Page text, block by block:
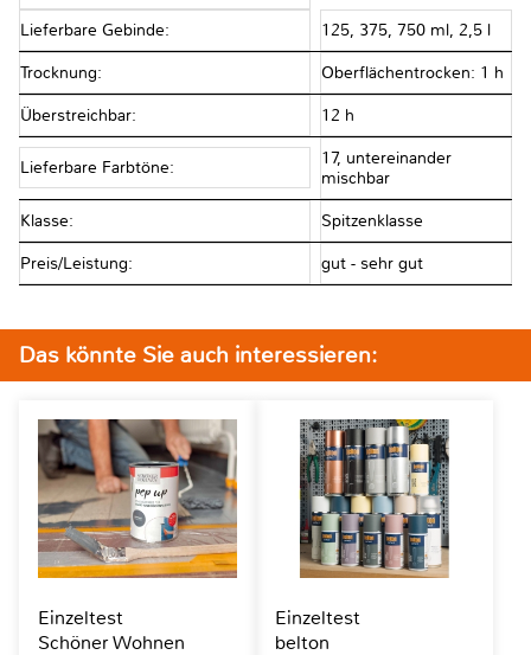
Lieferbare Gebinde: 125, 375, 750 ml, 2,5 l
Trocknung: Oberflächentrocken: 1 h
Überstreichbar: 12 h
Lieferbare Farbtöne:
17, untereinander
mischbar
Klasse: Spitzenklasse
Preis/Leistung: gut - sehr gut
Das könnte Sie auch interessieren:
Einzeltest
Schöner Wohnen
Einzeltest
belton